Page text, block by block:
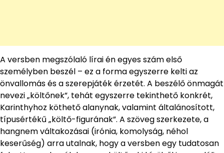
A versben megszólaló lírai én egyes szám első
személyben beszél – ez a forma egyszerre kelti az
önvallomás és a szerepjáték érzetét. A beszélő önmagát
nevezi „költőnek”, tehát egyszerre tekinthető konkrét,
Karinthyhoz köthető alanynak, valamint általánosított,
típusértékű „költő-figurának”. A szöveg szerkezete, a
hangnem váltakozásai (irónia, komolyság, néhol
keserűség) arra utalnak, hogy a versben egy tudatosan